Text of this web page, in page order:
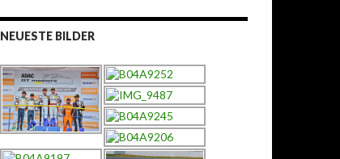
NEUESTE BILDER